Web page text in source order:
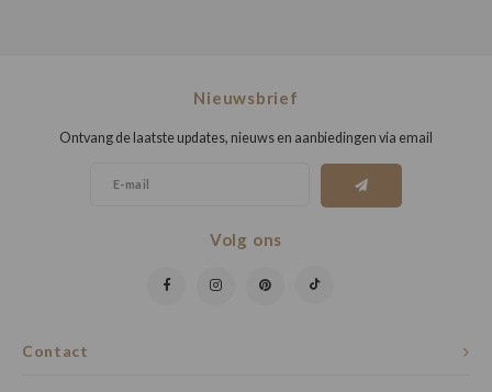
Contact
Nieuwsbrief
Ontvang de laatste updates, nieuws en aanbiedingen via email
Volg ons